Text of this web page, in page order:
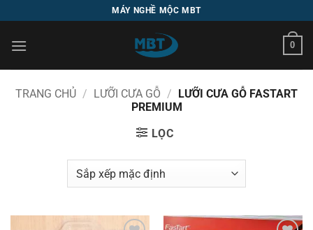
qua
nội
MÁY NGHỀ MỘC MBT
0
TRANG CHỦ / LƯỠI CƯA GỖ / LƯỠI CƯA GỖ FASTART
PREMIUM
LỌC